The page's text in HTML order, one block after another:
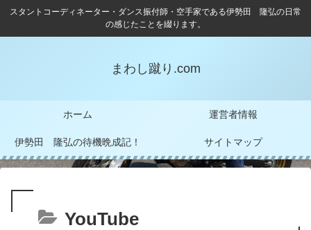
スタントコーディネーター・ダンス振付師・空手家である伊勢田 隆弘の日常
の感じたことを綴ります。
まわし蹴り.com
ホーム 運営者情報
伊勢田 隆弘の待機晩成記！ サイトマップ
YouTube